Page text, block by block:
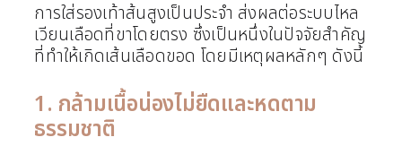
การใส่รองเท้าส้นสูงเป็นประจำ ส่งผลต่อระบบไหล
เวียนเลือดที่ขาโดยตรง ซึ่งเป็นหนึ่งในปัจจัยสำคัญ
ที่ทำให้เกิดเส้นเลือดขอด โดยมีเหตุผลหลักๆ ดังนี้
1. กล้ามเนื้อน่องไม่ยืดและหดตาม
ธรรมชาติ